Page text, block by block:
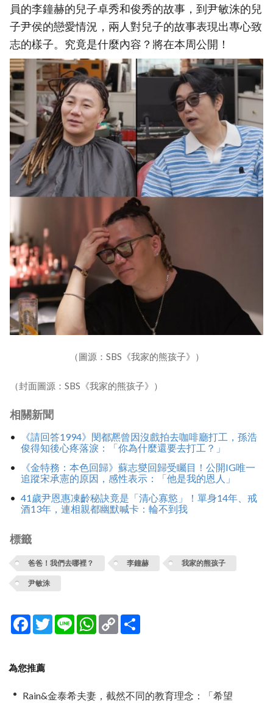
員的李鐘赫的兒子卓秀和俊秀的故事，到尹敏洙的兒
子尹侯的戀愛情況，兩人對兒子的故事表現出專心致
志的樣子。究竟是什麼內容？將在本周公開！
（圖源：SBS《我家的熊孩子》）
（封面圖源：SBS《我家的熊孩子》）
相關新聞
《請回答1994》閔都凞曾因沒戲拍去咖啡廳打工，孫浩
俊得知後心疼落淚：「你為什麼還要去打工？」
《金特務：本色回歸》蘇志燮回歸受矚目！公開IG唯一
追蹤宋承憲的原因，感性表示：「他是我的恩人」
41歲尹恩惠凍齡秘訣竟是「清心寡慾」！單身14年、戒
酒13年，連相親都幽默喊卡：輪不到我
標籤
爸爸！我們去哪裡？ 李鐘赫 我家的熊孩子
尹敏洙
Facebook
TwitterLine WhatsApp
Copy
Link
為您推薦
Rain&金泰希夫妻，截然不同的教育理念：「希望